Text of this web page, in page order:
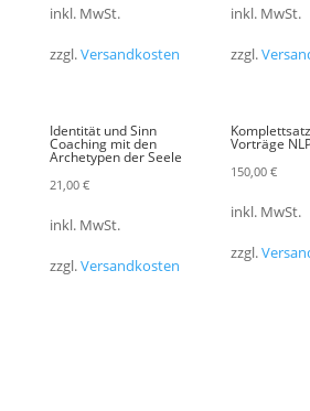
inkl. MwSt.
zzgl.Versandkosten
inkl. MwSt.
zzgl.
Identität und Sinn
Coaching mit den
Archetypen der Seele
21,00 €
inkl. MwSt.
zzgl.Versandkosten
Vorträge
150,00 €
inkl. MwSt.
zzgl.